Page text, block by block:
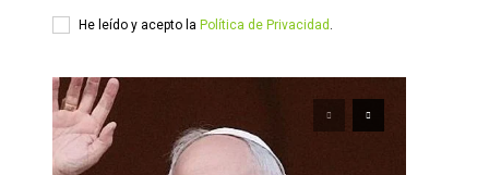
He leído y acepto la Política de Privacidad